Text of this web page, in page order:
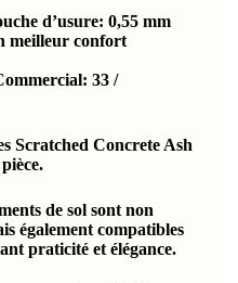
d’usure: 0,55 mm
meilleur confort
33 /
Scratched Concrete Ash
de sol sont non
également compatibles
praticité et élégance.